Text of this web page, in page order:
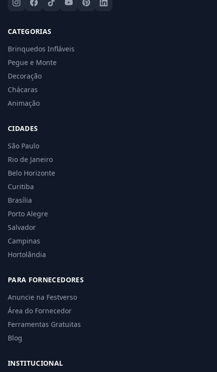
CATEGORIAS
Brinquedos Infláveis
Pegue e Monte
Decoração
Chácaras
Animação
CIDADES
São Paulo
Rio de Janeiro
Belo Horizonte
Curitiba
Brasília
Porto Alegre
Salvador
Campinas
Hortolândia
PARA FORNECEDORES
Anuncie na Festverso
Área do Fornecedor
Ferramentas Gratuitas
Blog
INSTITUCIONAL